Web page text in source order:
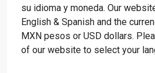
su idioma y moneda. Our
English & Spanish and the
MXN pesos or USD dollars.
of our website to select your